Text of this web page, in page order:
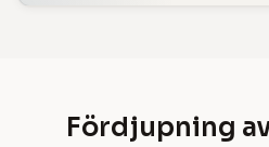
Fördjupning